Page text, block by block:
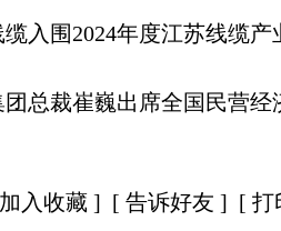
入围2024年度江苏线缆
团总裁崔巍出席全国民营
加入收藏] [ 告诉好友 ] [ 打